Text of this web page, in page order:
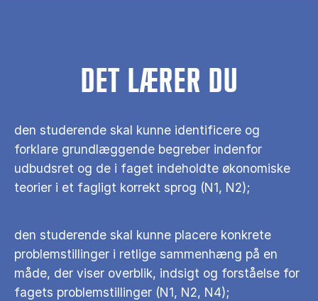
DET LÆRER DU
den studerende skal kunne identificere og
forklare grundlæggende begreber indenfor
udbudsret og de i faget indeholdte økonomiske
teorier i et fagligt korrekt sprog (N1, N2);
den studerende skal kunne placere konkrete
problemstillinger i retlige sammenhæng på en
måde, der viser overblik, indsigt og forståelse for
fagets problemstillinger (N1, N2, N4);